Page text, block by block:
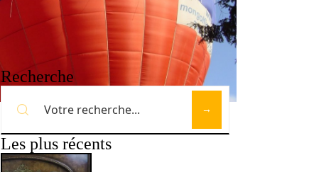
Recherche
Les plus récents